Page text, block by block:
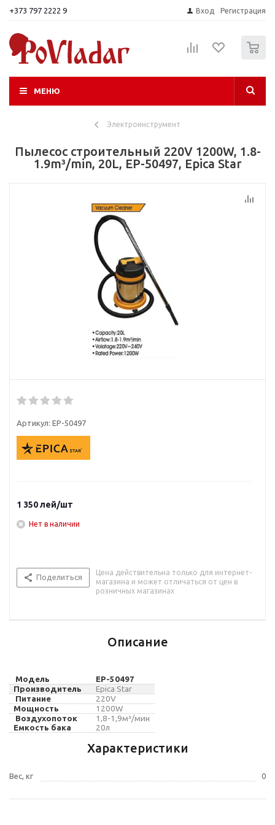
+373 797 2222 9 Вход Регистрация
МЕНЮ
Электроинструмент
Пылесос строительный 220V 1200W, 1.8-
1.9m³/min, 20L, EP-50497, Epica Star
Артикул: EP-50497
1 350лей/шт
Нет в наличии
Поделиться
Цена действительна только для интернет-
магазина и может отличаться от цен в
розничных магазинах
Описание
Модель EP-50497
Производитель
Epica Star
Питание
220V
Мощность
1200W
Воздухопоток
1,8-1,9м³/мин
Емкость бака
20л
Характеристики
Вес, кг 0